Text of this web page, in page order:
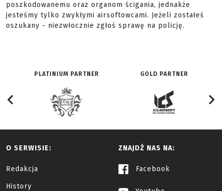
poszkodowanemu oraz organom ścigania, jednakże
jesteśmy tylko zwykłymi airsoftowcami. Jeżeli zostałeś
oszukany - niezwłocznie zgłoś sprawę na policję.
PLATINIUM PARTNER GOLD PARTNER
O SERWISIE:
Redakcja
History
ZNAJDŹ NAS NA:
Facebook